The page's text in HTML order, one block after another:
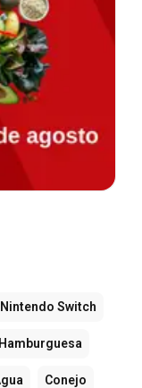
Nintendo Switch
Hamburguesa
Conejo